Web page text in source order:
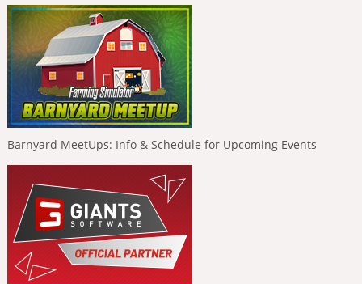
Barnyard MeetUps: Info & Schedule for Upcoming Events